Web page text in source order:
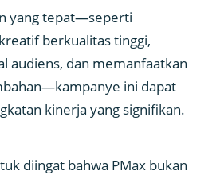
yang tepat—seperti
berkualitas tinggi,
audiens, dan memanfaatkan
ini dapat
kinerja yang signifikan.
diingat bahwa PMax bukan